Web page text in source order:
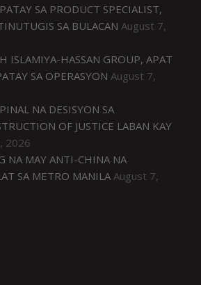
SA PRODUCT SPECIALIST,
SA BULACAN August 7,
ISLAMIYA-HASSAN GROUP, APAT
SA OPERASYON August 7,
NA DESISYON SA
OF JUSTICE LABAN KAY
2026
NA MAY ANTI-CHINA NA
SA METRO MANILA August 7,